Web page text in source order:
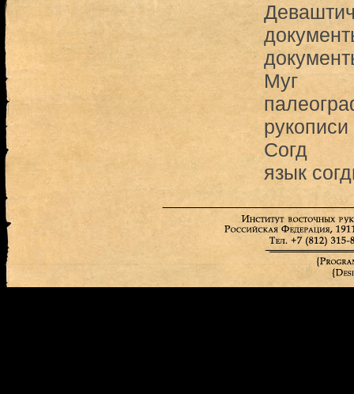
Муг
рукописи
Согд
язык